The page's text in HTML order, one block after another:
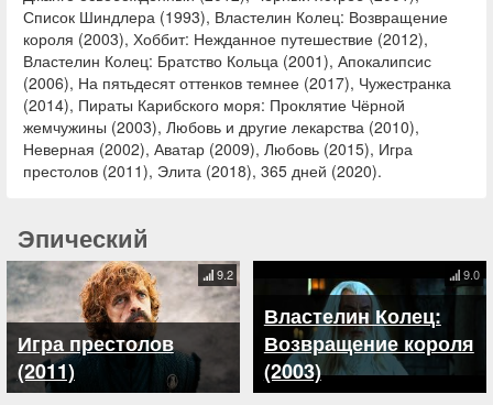
Список Шиндлера (1993), Властелин Колец: Возвращение
короля (2003), Хоббит: Нежданное путешествие (2012),
Властелин Колец: Братство Кольца (2001), Апокалипсис
(2006), На пятьдесят оттенков темнее (2017), Чужестранка
(2014), Пираты Карибского моря: Проклятие Чёрной
жемчужины (2003), Любовь и другие лекарства (2010),
Неверная (2002), Аватар (2009), Любовь (2015), Игра
престолов (2011), Элита (2018), 365 дней (2020).
Эпический
Игра престолов
(2011)
9.2
Властелин Колец:
Возвращение короля
(2003)
9.0